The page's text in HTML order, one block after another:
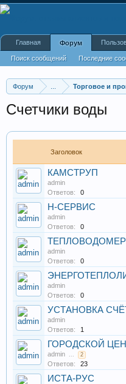
Форум Торговое и
Счетчики воды
Заголовок
КАМСТРУП
admin
Ответов:
0
Н-СЕРВИС
admin
Ответов:
0
ТЕПЛОВОДОМЕР
admin
Ответов:
0
admin
Ответов:
0
УСТАНОВКА
admin
Ответов:
1
ГОРОДСКОЙ
admin ... 2
Ответов: 23
ИСТА-РУС
Главная Форум
Поиск сообщений Последние